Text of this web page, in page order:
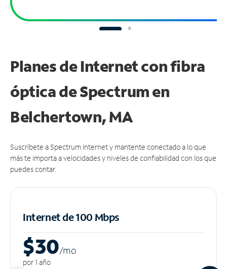
Planes de Internet con fibra
óptica de Spectrum en
Belchertown, MA
Suscríbete a Spectrum Internet y mantente conectado a lo que
más te importa a velocidades y niveles de confiabilidad con los que
puedes contar.
Internet de 100 Mbps
$30/mo
por 1 año